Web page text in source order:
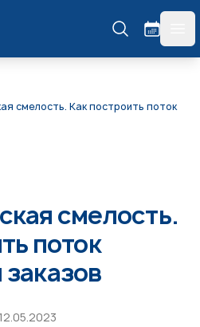
смелость. Как построить поток
смелость.
поток
12.05.2023